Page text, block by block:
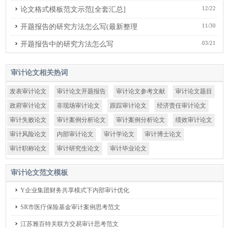
论文格式模板范文示范[全套汇总] 12/22
开题报告的研究方法怎么写(最新整理 11/30
开题报告中的研究方法怎么写 03/21
审计论文相关热词
发表审计论文 审计论文开题报告 审计论文参考文献
审计论文题目
政府审计论文
非现场审计论文 跟踪审计论文
经济责任审计论文
审计失败论文
审计案例分析论文 审计案例分析论文
绩效审计论文
审计风险论文
内部审计论文 审计学论文
审计博士论文
审计职称论文
审计研究生论文 审计毕业论文
审计论文范文模板
Y企业集团财务共享模式下内部审计优化
SR市医疗保险基金审计案例思考范文
江苏雅百特关联方交易审计思考范文